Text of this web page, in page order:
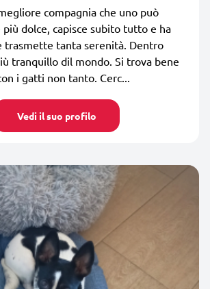
compagnia che uno può
più dolce, capisce subito tutto e ha
trasmette tanta serenità. Dentro
tranquillo dil mondo. Si trova bene
i gatti non tanto. Cerc...
Vedi il suo profilo